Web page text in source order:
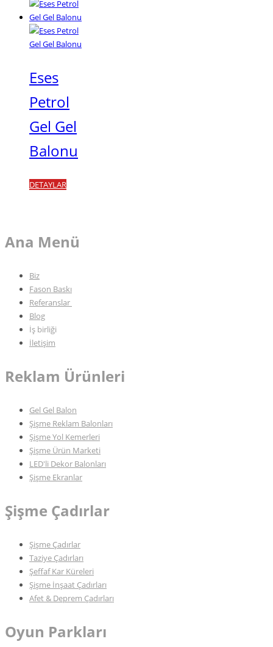
Eses
Petrol
Gel Gel
Balonu
DETAYLAR
Ana Menü
Biz
Fason Baskı
Referanslar
Blog
İş birliği
İletişim
Reklam Ürünleri
Gel Gel Balon
Şişme Reklam Balonları
Şişme Yol Kemerleri
Şişme Ürün Marketi
LED'li Dekor Balonları
Şişme Ekranlar
Şişme Çadırlar
Şişme Çadırlar
Taziye Çadırları
Şeffaf Kar Küreleri
Şişme İnşaat Çadırları
Afet & Deprem Çadırları
Oyun Parkları